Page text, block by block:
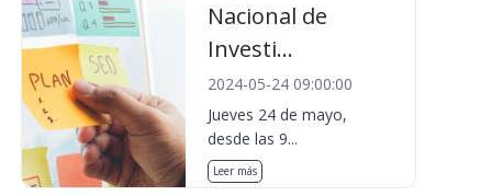
Nacional de
Investi...
2024-05-24 09:00:00
Jueves 24 de mayo,
desde las 9...
Leer más